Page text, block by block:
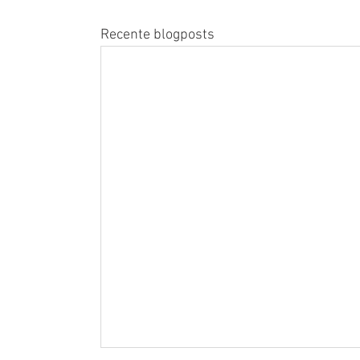
Recente blogposts